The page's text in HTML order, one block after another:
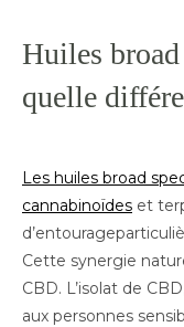
Huiles
quelle
Les huiles broad
cannabinoïdes et
Cette synergie
CBD. L’isolat de
aux personnes